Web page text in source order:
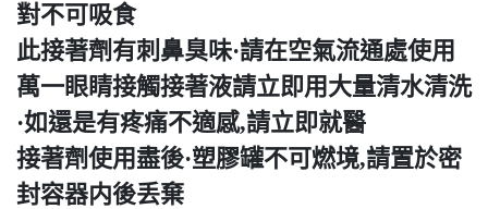
對不可吸食
此接著劑有刺鼻臭味·請在空氣流通處使用
萬一眼睛接觸接著液請立即用大量清水清洗
·如還是有疼痛不適感,請立即就醫
接著劑使用盡後·塑膠罐不可燃境,請置於密
封容器内後丢棄